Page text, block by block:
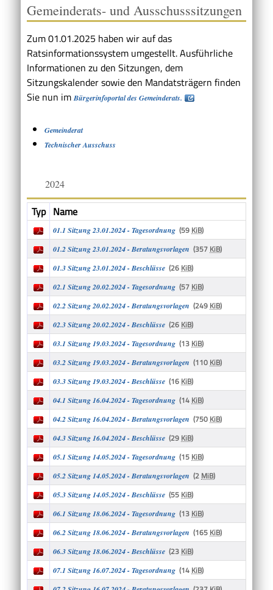
Gemeinderats- und Ausschusssitzungen
Zum 01.01.2025 haben wir auf das
Ratsinformationssystem umgestellt. Ausführliche
Informationen zu den Sitzungen, dem
Sitzungskalender sowie den Mandatsträgern finden
Sie nun im Bürgerinfoportal des Gemeinderats.
Gemeinderat
Technischer Ausschuss
2024
Typ Name
01.1 Sitzung 23.01.2024 - Tagesordnung (59 KiB)
01.2 Sitzung 23.01.2024 - Beratungsvorlagen (357 KiB)
01.3 Sitzung 23.01.2024 - Beschlüsse (26 KiB)
02.1 Sitzung 20.02.2024 - Tagesordnung (57 KiB)
02.2 Sitzung 20.02.2024 - Beratungsvorlagen (249 KiB)
02.3 Sitzung 20.02.2024 - Beschlüsse (26 KiB)
03.1 Sitzung 19.03.2024 - Tagesordnung (13 KiB)
03.2 Sitzung 19.03.2024 - Beratungsvorlagen (110 KiB)
03.3 Sitzung 19.03.2024 - Beschlüsse (16 KiB)
04.1 Sitzung 16.04.2024 - Tagesordnung (14 KiB)
04.2 Sitzung 16.04.2024 - Beratungsvorlagen (750 KiB)
04.3 Sitzung 16.04.2024 - Beschlüsse (29 KiB)
05.1 Sitzung 14.05.2024 - Tagesordnung (15 KiB)
05.2 Sitzung 14.05.2024 - Beratungsvorlagen (2 MiB)
05.3 Sitzung 14.05.2024 - Beschlüsse (55 KiB)
06.1 Sitzung 18.06.2024 - Tagesordnung (13 KiB)
06.2 Sitzung 18.06.2024 - Beratungsvorlagen (165 KiB)
06.3 Sitzung 18.06.2024 - Beschlüsse (23 KiB)
07.1 Sitzung 16.07.2024 - Tagesordnung (14 KiB)